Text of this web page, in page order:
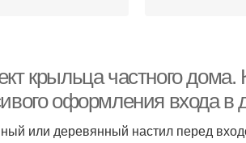
крыльца частного
оформления входа
или деревянный настил перед